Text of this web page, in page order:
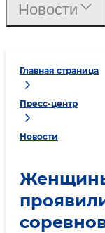
Главная страница
Пресс-центр
Новости
Новости